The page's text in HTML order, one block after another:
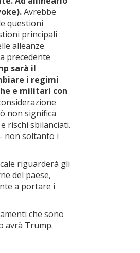
Avrebbe
questioni
principali
alleanze
precedente
sarà il
i regimi
e militari con
non significa
rischi sbilanciati.
non soltanto i
riguarderà gli
del paese,
a portare i
che sono
avrà Trump.